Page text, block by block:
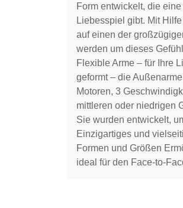
Form entwickelt, die
Liebesspiel gibt. Mit
auf einen der
werden um dieses
Flexible Arme – für Ihre
geformt – die
Motoren, 3
mittleren oder niedrigen
Sie wurden entwickelt,
Einzigartiges und
Formen und Größen
ideal für den Face-to-